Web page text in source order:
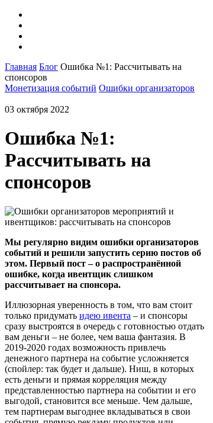
Главная Блог Ошибка №1: Рассчитывать на
спонсоров
Монетизация событий Ошибки организаторов
03 октября 2022
Ошибка №1:
Рассчитывать на
спонсоров
Мы регулярно видим ошибки организаторов
событий и решили запустить серию постов об
этом. Первый пост – о распространённой
ошибке, когда ивентщик слишком
рассчитывает на спонсора.
Иллюзорная уверенность в том, что вам стоит
только придумать идею ивента – и спонсоры
сразу выстроятся в очередь с готовностью отдать
вам деньги – не более, чем ваша фантазия. В
2019-2020 годах возможность привлечь
денежного партнера на событие усложняется
(спойлер: так будет и дальше). Ниш, в которых
есть деньги и прямая корреляция между
представленностью партнера на событии и его
выгодой, становится все меньше. Чем дальше,
тем партнерам выгоднее вкладываться в свои